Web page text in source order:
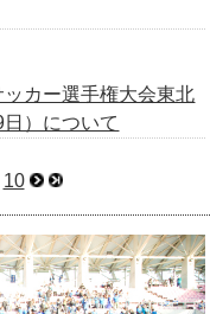
ッカー選手権大会東北
）について
10